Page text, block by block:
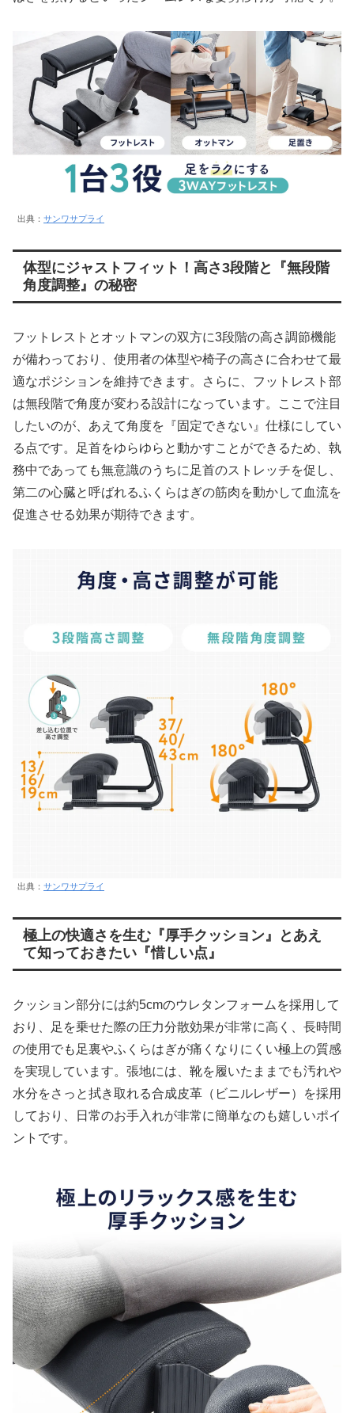
出典： サンワサプライ
体型にジャストフィット！高さ3段階と『無段階
角度調整』の秘密
フットレストとオットマンの双方に3段階の高さ調節機能
が備わっており、使用者の体型や椅子の高さに合わせて最
適なポジションを維持できます。さらに、フットレスト部
は無段階で角度が変わる設計になっています。ここで注目
したいのが、あえて角度を『固定できない』仕様にしてい
る点です。足首をゆらゆらと動かすことができるため、執
務中であっても無意識のうちに足首のストレッチを促し、
第二の心臓と呼ばれるふくらはぎの筋肉を動かして血流を
促進させる効果が期待できます。
出典： サンワサプライ
極上の快適さを生む『厚手クッション』とあえ
て知っておきたい『惜しい点』
クッション部分には約5cmのウレタンフォームを採用して
おり、足を乗せた際の圧力分散効果が非常に高く、長時間
の使用でも足裏やふくらはぎが痛くなりにくい極上の質感
を実現しています。張地には、靴を履いたままでも汚れや
水分をさっと拭き取れる合成皮革（ビニルレザー）を採用
しており、日常のお手入れが非常に簡単なのも嬉しいポイ
ントです。